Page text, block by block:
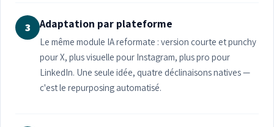
3 Adaptation par plateforme
Le même module IA reformate : version courte et punchy
pour X, plus visuelle pour Instagram, plus pro pour
LinkedIn. Une seule idée, quatre déclinaisons natives —
c'est le repurposing automatisé.